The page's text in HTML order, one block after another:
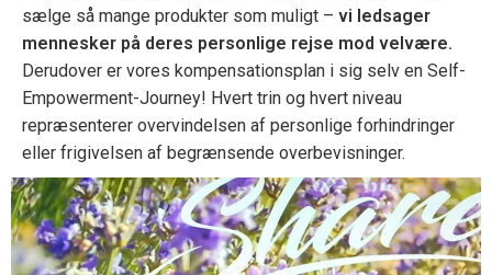
sælge så mange produkter som muligt – vi ledsager
mennesker på deres personlige rejse mod velvære.
Derudover er vores kompensationsplan i sig selv en Self-
Empowerment-Journey! Hvert trin og hvert niveau
repræsenterer overvindelsen af personlige forhindringer
eller frigivelsen af begrænsende overbevisninger.